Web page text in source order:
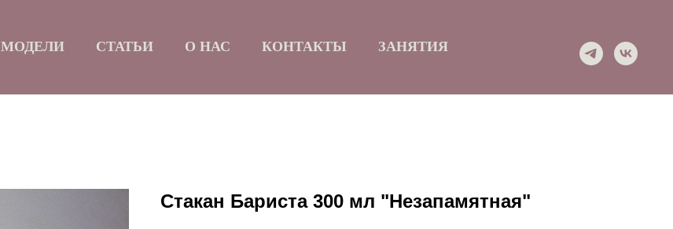
МОДЕЛИ СТАТЬИ О НАС КОНТАКТЫ ЗАНЯТИЯ
Стакан Бариста 300 мл "Незапамятная"